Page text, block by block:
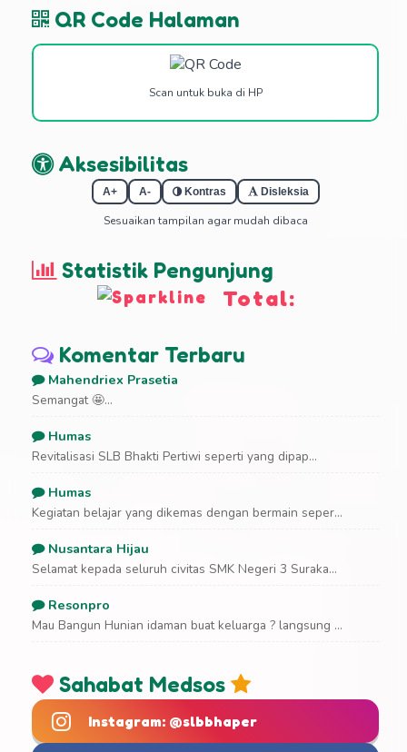
QR Code Halaman
Scan untuk buka di HP
Aksesibilitas
A+ A- Kontras Disleksia
Sesuaikan tampilan agar mudah dibaca
Statistik Pengunjung
Total:
Komentar Terbaru
Mahendriex Prasetia
Semangat 🤩...
Humas
Revitalisasi SLB Bhakti Pertiwi seperti yang dipap...
Humas
Kegiatan belajar yang dikemas dengan bermain seper...
Nusantara Hijau
Selamat kepada seluruh civitas SMK Negeri 3 Suraka...
Resonpro
Mau Bangun Hunian idaman buat keluarga ? langsung ...
Sahabat Medsos
Instagram: @slbbhaper